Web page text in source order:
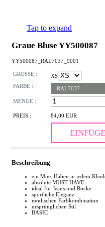
Tap to expand
Graue Bluse YY500087
YY500087_RAL7037_9001
GRÖSSE : XS
FARBE :
RAL7037
MENGE :
PREIS : 84,00 EUR
Beschreibung
ein Muss Haben in jedem
absolute MUST HAVE
ideal für Jeans und Röcke
sportliche Eleganz
modischen Farbkombination
ursprünglichen Stil
BASIC